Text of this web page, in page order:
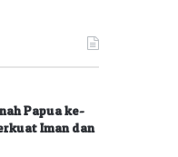
Papua ke-
Iman dan